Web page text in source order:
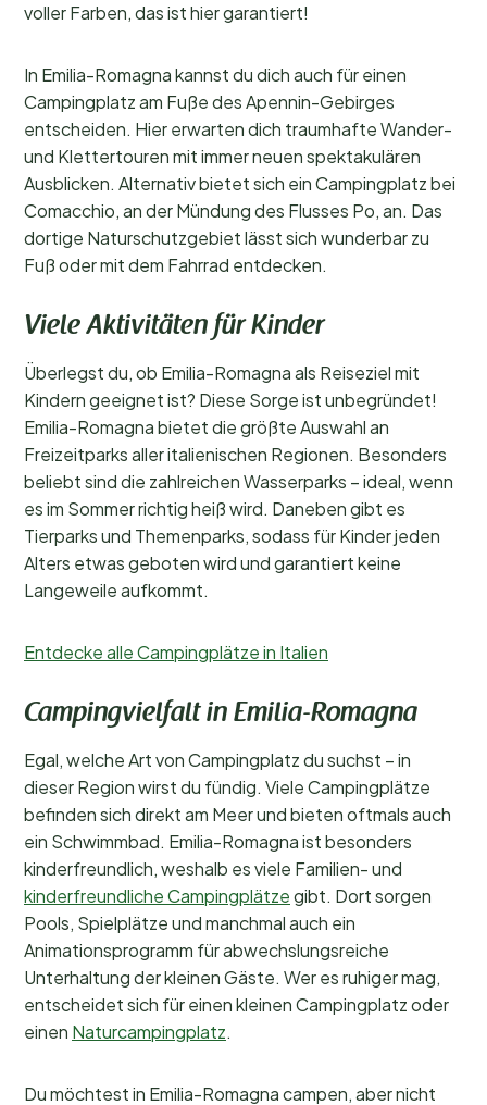
voller Farben, das ist hier garantiert!
In Emilia-Romagna kannst du dich auch für einen
Campingplatz am Fuße des Apennin-Gebirges
entscheiden. Hier erwarten dich traumhafte Wander-
und Klettertouren mit immer neuen spektakulären
Ausblicken. Alternativ bietet sich ein Campingplatz bei
Comacchio, an der Mündung des Flusses Po, an. Das
dortige Naturschutzgebiet lässt sich wunderbar zu
Fuß oder mit dem Fahrrad entdecken.
Viele Aktivitäten für Kinder
Überlegst du, ob Emilia-Romagna als Reiseziel mit
Kindern geeignet ist? Diese Sorge ist unbegründet!
Emilia-Romagna bietet die größte Auswahl an
Freizeitparks aller italienischen Regionen. Besonders
beliebt sind die zahlreichen Wasserparks – ideal, wenn
es im Sommer richtig heiß wird. Daneben gibt es
Tierparks und Themenparks, sodass für Kinder jeden
Alters etwas geboten wird und garantiert keine
Langeweile aufkommt.
Entdecke alle Campingplätze in Italien
Campingvielfalt in Emilia-Romagna
Egal, welche Art von Campingplatz du suchst – in
dieser Region wirst du fündig. Viele Campingplätze
befinden sich direkt am Meer und bieten oftmals auch
ein Schwimmbad. Emilia-Romagna ist besonders
kinderfreundlich, weshalb es viele Familien- und
kinderfreundliche Campingplätzegibt. Dort sorgen
Pools, Spielplätze und manchmal auch ein
Animationsprogramm für abwechslungsreiche
Unterhaltung der kleinen Gäste. Wer es ruhiger mag,
entscheidet sich für einen kleinen Campingplatz oder
einen Naturcampingplatz.
Du möchtest in Emilia-Romagna campen, aber nicht